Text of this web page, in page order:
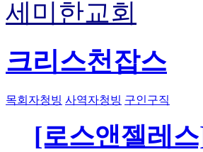
세미한교회
크리스천잡스
목회자청빙 사역자청빙 구인구직
[로스앤젤레